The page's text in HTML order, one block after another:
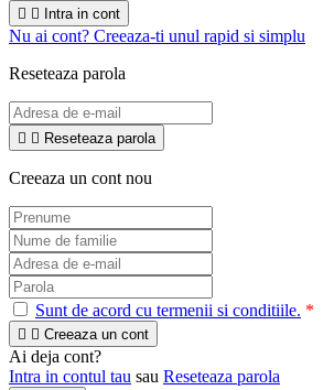
  Intra in cont
Nu ai cont? Creeaza-ti unul rapid si simplu
Reseteaza parola
  Reseteaza parola
Creeaza un cont nou
Sunt de acord cu termenii si conditiile. *
  Creeaza un cont
Ai deja cont?
Intra in contul tau sau Reseteaza parola